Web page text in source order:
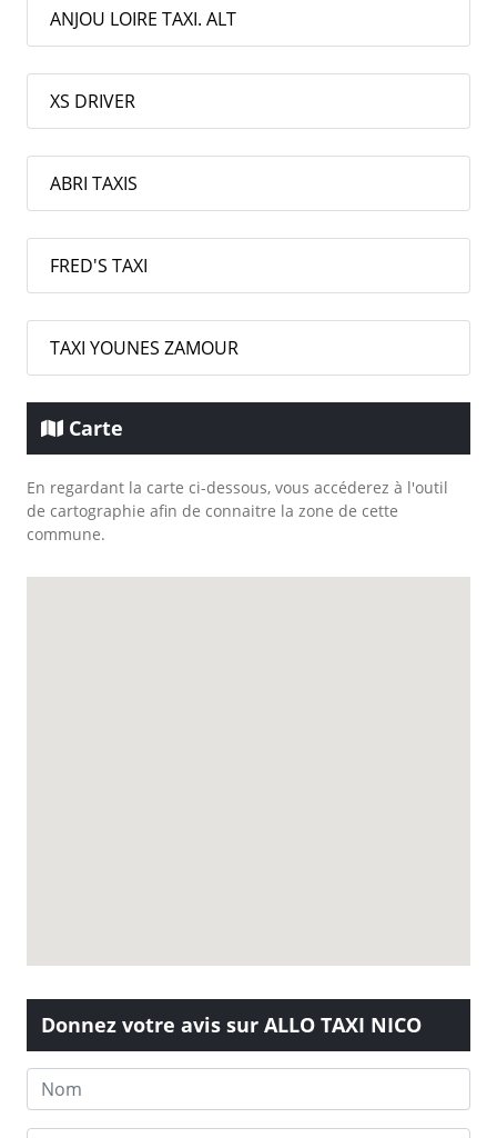
ANJOU LOIRE TAXI. ALT
XS DRIVER
ABRI TAXIS
FRED'S TAXI
TAXI YOUNES ZAMOUR
Carte
En regardant la carte ci-dessous, vous accéderez à l'outil
de cartographie afin de connaitre la zone de cette
commune.
Donnez votre avis sur ALLO TAXI NICO